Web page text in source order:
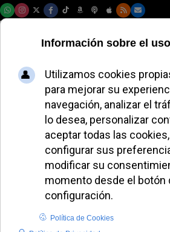
El Papa
pide un alto
en Gaza y
derecho
humanitario